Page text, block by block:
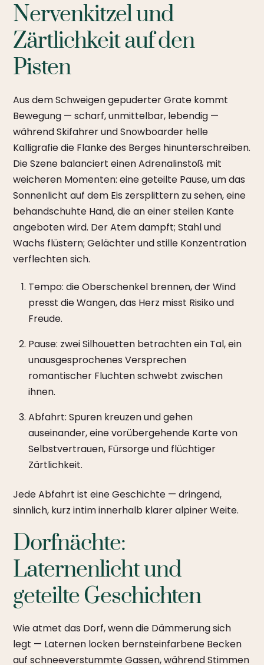
Nervenkitzel und
Zärtlichkeit auf den
Pisten
Aus dem Schweigen gepuderter Grate kommt
Bewegung — scharf, unmittelbar, lebendig —
während Skifahrer und Snowboarder helle
Kalligrafie die Flanke des Berges hinunterschreiben.
Die Szene balanciert einen Adrenalinstoß mit
weicheren Momenten: eine geteilte Pause, um das
Sonnenlicht auf dem Eis zersplittern zu sehen, eine
behandschuhte Hand, die an einer steilen Kante
angeboten wird. Der Atem dampft; Stahl und
Wachs flüstern; Gelächter und stille Konzentration
verflechten sich.
Tempo: die Oberschenkel brennen, der Wind
presst die Wangen, das Herz misst Risiko und
Freude.
Pause: zwei Silhouetten betrachten ein Tal, ein
unausgesprochenes Versprechen
romantischer Fluchten schwebt zwischen
ihnen.
Abfahrt: Spuren kreuzen und gehen
auseinander, eine vorübergehende Karte von
Selbstvertrauen, Fürsorge und flüchtiger
Zärtlichkeit.
Jede Abfahrt ist eine Geschichte — dringend,
sinnlich, kurz intim innerhalb klarer alpiner Weite.
Dorfnächte:
Laternenlicht und
geteilte Geschichten
Wie atmet das Dorf, wenn die Dämmerung sich
legt — Laternen locken bernsteinfarbene Becken
auf schneeverstummte Gassen, während Stimmen